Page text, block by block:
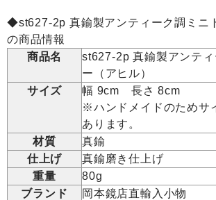
◆st627-2p 真鍮製アンティーク調ミニ
の商品情報
商品名
st627-2p 真鍮製アンテ
ー（アヒル）
サイズ
幅 9cm 長さ 8cm
※ハンドメイドのためサ
あります。
材質
真鍮
仕上げ
真鍮磨き仕上げ
重量
80g
ブランド
岡本鏡店直輸入小物